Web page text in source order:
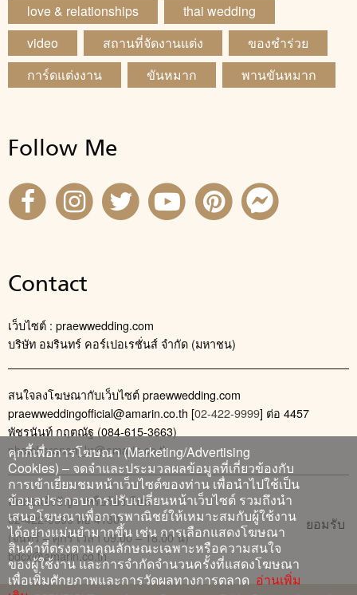
love & relationships
thai wedding
video
สถานที่จัดงานแต่ง
ของชำร่วย
การ์ดแต่งงาน
ขันหมาก พานขันหมาก
Follow Me
Contact
เว็บไซต์ : praewwedding.com
บริษัท อมรินทร์ คอร์เปอเรชั่นส์ จำกัด (มหาชน)
สนใจลงโฆษณากับเว็บไซต์ praewwedding.com
praewweddingofficial@amarin.co.th [02-422-9999] ต่อ 4457
พัชรนันท์ กฤตณัฐ (084-615-3663)
phatcharanan_kr@amarin.co.th
ติดต่อแจ้งปัญหาหรือร้องเรียน
02-422-9999 ต่อ 4180
(จันทร์ – ศุกร์ เวลา 09.00 – 18.00 น)
bdcx@amarin.co.th
คุกกี้เพื่อการโฆษณา (Marketing/Advertising
Cookies) – จดจำและประมวลผลข้อมูลที่เกี่ยวข้องกับ
การเข้าเยี่ยมชมหน้าเว็บไซต์ของท่าน เพื่อนำไปใช้เป็น
ข้อมูลประกอบการปรับเปลี่ยนหน้าเว็บไซต์ รวมถึงนำ
เสนอโฆษณาเพื่อการพาณิชย์ให้เหมาะสมกับผู้ใช้งาน
ได้อย่างแม่นยำมากขึ้น เช่น การเลือกแสดงโฆษณา
สินค้าที่ตรงตามคุณลักษณะเฉพาะหรือความสนใจ
ของผู้ใช้งาน และการจำกัดจำนวนครั้งที่แสดงโฆษณา
เพื่อเพิ่มศักยภาพและการวัดผลทางการตลาด อ่านเพิ่ม
ยอมรับ